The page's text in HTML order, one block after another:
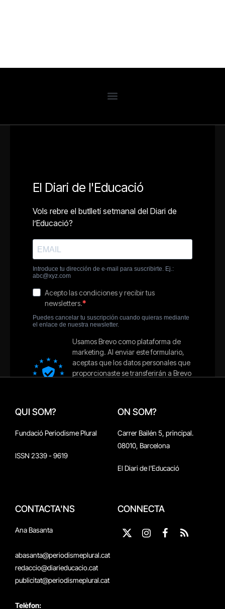
QUI SOM?
Fundació Periodisme Plural
ISSN 2339 - 9619
ON SOM?
Carrer Bailén 5, principal.
08010, Barcelona
El Diari de l'Educació
CONTACTA'NS
Ana Basanta
abasanta@periodismeplural.cat
redaccio@diarieducacio.cat
publicitat@periodismeplural.cat
Telèfon:
CONNECTA
X
Instagram
Facebook
RSS